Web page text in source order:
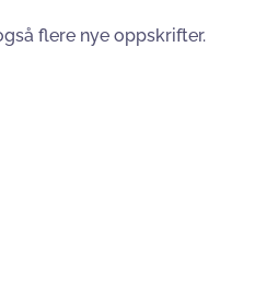
flere nye oppskrifter.